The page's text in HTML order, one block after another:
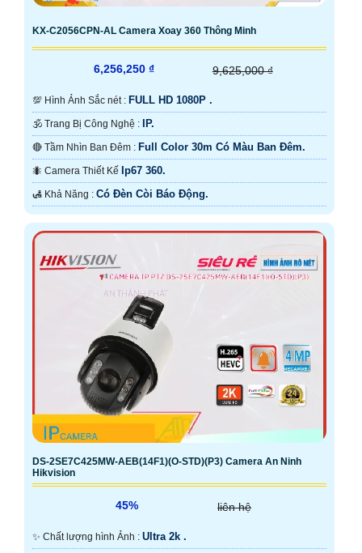
KX-C2056CPN-AL Camera Xoay 360 Thông Minh
6,256,250 ₫ 9,625,000 ₫
💯 Hình Ảnh Sắc nét : FULL HD 1080P .
🕉️ Trang Bị Công Nghệ : IP.
🔴 Tầm Nhìn Ban Đêm : Full Color 30m Có Màu Ban Ðêm.
🐜 Camera Thiết Kế Ip67 360.
️🛃 Khả Năng : Có Ðèn Còi Báo Động.
DS-2SE7C425MW-AEB(14F1)(O-STD)(P3) Camera An Ninh
Hikvision
45% liên hệ
✨ Chất lượng hình Ảnh : Ultra 2k .